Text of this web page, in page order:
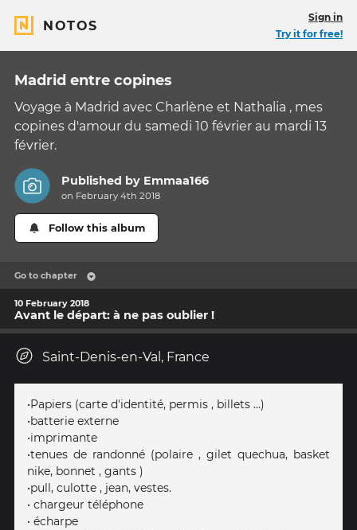
NOTOS
Sign in
Try it for free!
Madrid entre copines
Voyage à Madrid avec Charlène et Nathalia , mes
copines d'amour du samedi 10 février au mardi 13
février.
Published by Emmaa166
on February 4th 2018
Follow this album
Go to chapter
10 February 2018
Avant le départ: à ne pas oublier !
Saint-Denis-en-Val, France
•Papiers (carte d'identité, permis , billets ...)
•batterie externe
•imprimante
•tenues de randonné (polaire , gilet quechua, basket
nike, bonnet , gants )
•pull, culotte , jean, vestes.
• chargeur téléphone
• écharpe